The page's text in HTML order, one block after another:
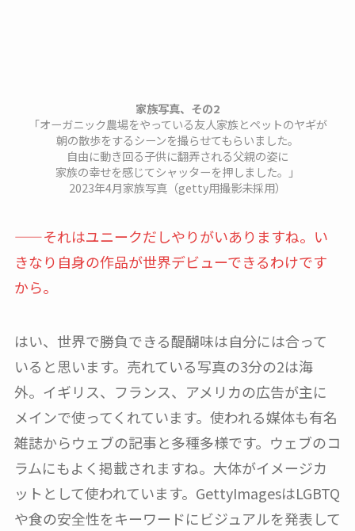
家族写真、その2
「オーガニック農場をやっている友人家族とペットのヤギが
朝の散歩をするシーンを撮らせてもらいました。
自由に動き回る子供に翻弄される父親の姿に
家族の幸せを感じてシャッターを押しました。」
2023年4月家族写真（getty用撮影未採用）
——それはユニークだしやりがいありますね。い
きなり自身の作品が世界デビューできるわけです
から。
はい、世界で勝負できる醍醐味は自分には合って
いると思います。売れている写真の3分の2は海
外。イギリス、フランス、アメリカの広告が主に
メインで使ってくれています。使われる媒体も有名
雑誌からウェブの記事と多種多様です。ウェブのコ
ラムにもよく掲載されますね。大体がイメージカ
ットとして使われています。GettyImagesはLGBTQ
や食の安全性をキーワードにビジュアルを発表して